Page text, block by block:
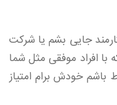
جایی بشم یا شرکت
افراد موفقی مثل شما
باشم خودش برام امتیاز